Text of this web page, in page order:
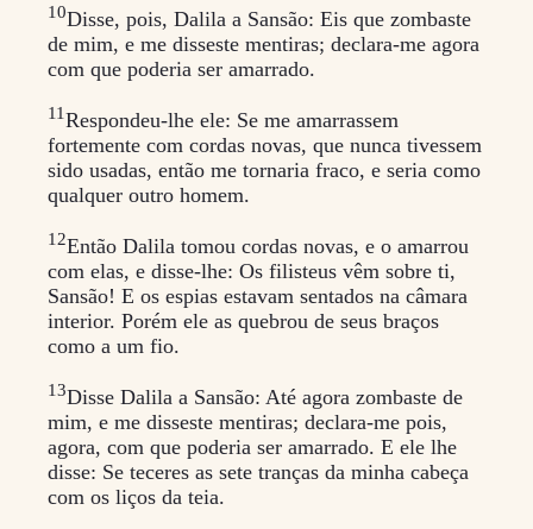
10Disse, pois, Dalila a Sansão: Eis que zombaste
de mim, e me disseste mentiras; declara-me agora
com que poderia ser amarrado.
11Respondeu-lhe ele: Se me amarrassem
fortemente com cordas novas, que nunca tivessem
sido usadas, então me tornaria fraco, e seria como
qualquer outro homem.
12Então Dalila tomou cordas novas, e o amarrou
com elas, e disse-lhe: Os filisteus vêm sobre ti,
Sansão! E os espias estavam sentados na câmara
interior. Porém ele as quebrou de seus braços
como a um fio.
13Disse Dalila a Sansão: Até agora zombaste de
mim, e me disseste mentiras; declara-me pois,
agora, com que poderia ser amarrado. E ele lhe
disse: Se teceres as sete tranças da minha cabeça
com os liços da teia.